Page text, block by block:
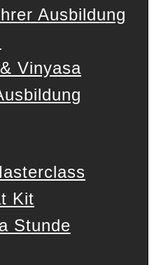
Ausbildung
Vinyasa
Kit
Stunde